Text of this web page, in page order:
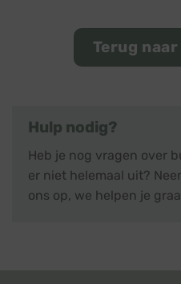
Terug
Hulp nodig?
Heb je nog vragen over
er niet helemaal uit?
ons op, we helpen je